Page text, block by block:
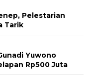
Pelestarian
Tarik
Yuwono
Rp500 Juta